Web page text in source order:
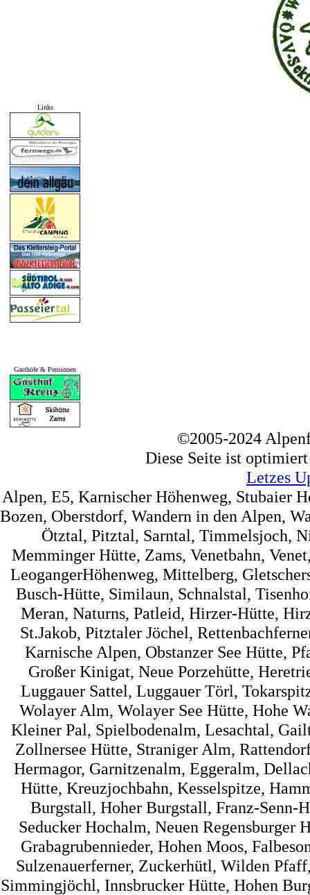
Links
Gasthöfe & Pensionen
©2005-2024
Diese Seite ist
Letzes
Alpen, E5, Karnischer Höhenweg, Stubaier
Bozen, Oberstdorf, Wandern in den Alpen,
Ötztal, Pitztal, Sarntal, Timmelsjoch,
Memminger Hütte, Zams, Venetbahn,
LeogangerHöhenweg, Mittelberg,
Busch-Hütte, Similaun, Schnalstal,
Meran, Naturns, Patleid, Hirzer-Hütte,
St.Jakob, Pitztaler Jöchel,
Karnische Alpen, Obstanzer See Hütte,
Großer Kinigat, Neue Porzehütte,
Luggauer Sattel, Luggauer Törl,
Wolayer Alm, Wolayer See Hütte, Hohe
Kleiner Pal, Spielbodenalm, Lesachtal,
Zollnersee Hütte, Straniger Alm,
Hermagor, Garnitzenalm, Eggeralm,
Hütte, Kreuzjochbahn, Kesselspitze,
Burgstall, Hoher Burgstall, Franz-Senn-
Seducker Hochalm, Neuen Regensburger
Grabagrubennieder, Hohen Moos,
Sulzenauerferner, Zuckerhütl, Wilden
Simmingjöchl, Innsbrucker Hütte, Hohen